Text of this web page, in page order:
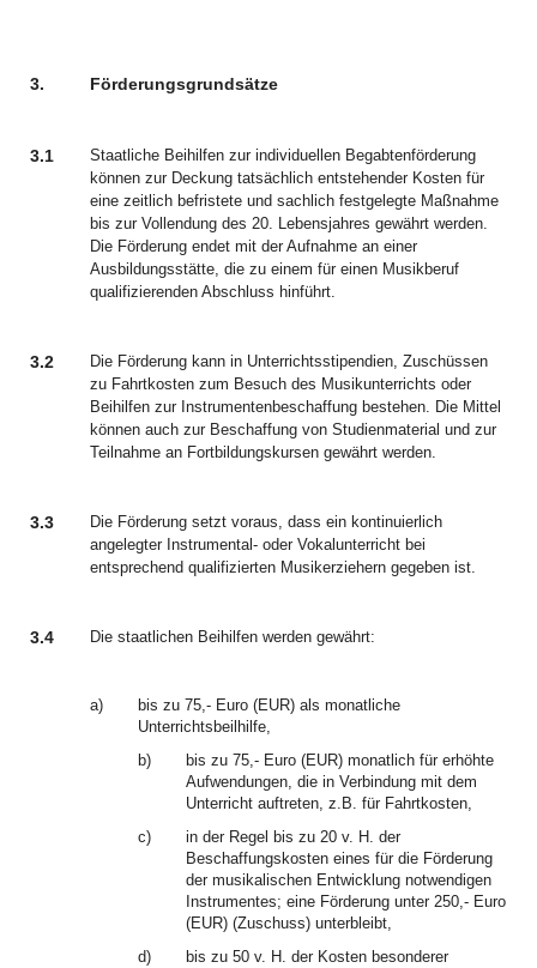
3. Förderungsgrundsätze
3.1
Staatliche Beihilfen zur individuellen Begabtenförderung
können zur Deckung tatsächlich entstehender Kosten für
eine zeitlich befristete und sachlich festgelegte Maßnahme
bis zur Vollendung des 20. Lebensjahres gewährt werden.
Die Förderung endet mit der Aufnahme an einer
Ausbildungsstätte, die zu einem für einen Musikberuf
qualifizierenden Abschluss hinführt.
3.2
Die Förderung kann in Unterrichtsstipendien, Zuschüssen
zu Fahrtkosten zum Besuch des Musikunterrichts oder
Beihilfen zur Instrumentenbeschaffung bestehen. Die Mittel
können auch zur Beschaffung von Studienmaterial und zur
Teilnahme an Fortbildungskursen gewährt werden.
3.3
Die Förderung setzt voraus, dass ein kontinuierlich
angelegter Instrumental- oder Vokalunterricht bei
entsprechend qualifizierten Musikerziehern gegeben ist.
3.4 Die staatlichen Beihilfen werden gewährt:
a)
bis zu 75,- Euro (EUR) als monatliche
Unterrichtsbeilhilfe,
b)
bis zu 75,- Euro (EUR) monatlich für erhöhte
Aufwendungen, die in Verbindung mit dem
Unterricht auftreten, z.B. für Fahrtkosten,
c)
in der Regel bis zu 20 v. H. der
Beschaffungskosten eines für die Förderung
der musikalischen Entwicklung notwendigen
Instrumentes; eine Förderung unter 250,- Euro
(EUR) (Zuschuss) unterbleibt,
d)
bis zu 50 v. H. der Kosten besonderer